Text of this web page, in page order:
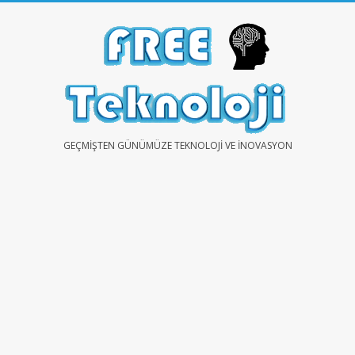
FREEGEÇMIŞTEN GÜNÜMÜZE TEKNOLOJI VE İNOVASYON